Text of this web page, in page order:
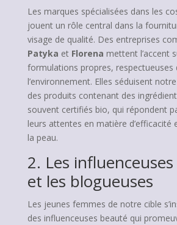
Les marques spécialisées dans les
jouent un rôle central dans la
visage de qualité. Des entreprises
Patyka et Florena mettent l’accent
formulations propres, respectueuses
l’environnement. Elles séduisent
des produits contenant des
souvent certifiés bio, qui répondent
leurs attentes en matière d’efficacité
la peau.
2. Les
et les blogueuses
Les jeunes femmes de notre cible
des influenceuses beauté qui